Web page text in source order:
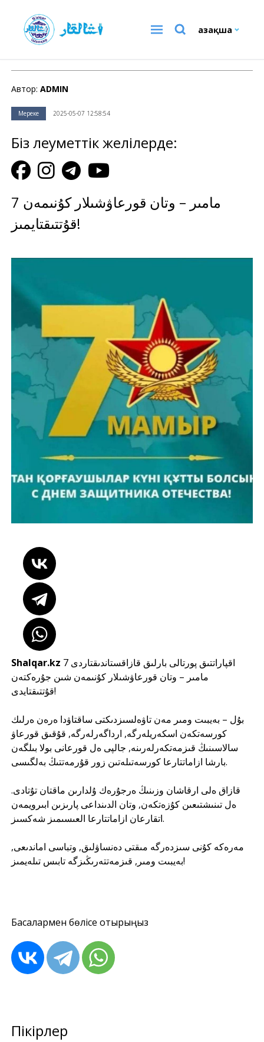
Қазақша
Автор: ADMIN
Мереке 2025-05-07 12:58:54
Біз әлеуметтік желілерде:
7 مامىر – وتان قورعاۋشىلار كۇنىمەن
قۇتتىقتايمىز!
Shalqar.kz
مامىر – وتان قورعاۋشىلار كۇنىمەن شىن جۇرەكتەن
قۇتتىقتايدى!
بۇل – بەيبىت ومىر مەن تاۋەلسىزدىكتى ساقتاۋدا ەرەن ەرلىك
كورسەتكەن اسكەريلەرگە, ارداگەرلەرگە, قۇقىق قورعاۋ
سالاسىنىڭ قىزمەتكەرلەرىنە, جالپى ەل قورعانى بولا بىلگەن
بارشا ازاماتتارعا كورسەتىلەتىن زور قۇرمەتتىڭ بەلگىسى.
قازاق ەلى ارقاشان وزىنىڭ ەرجۇرەك ۇلدارىن ماقتان تۇتادى.
ەل تىنىشتىعىن كۇزەتكەن, وتان الدىنداعى پارىزىن ابىرويمەن
اتقارعان ازاماتتارعا العىسىمىز شەكسىز.
مەرەكە كۇنى سىزدەرگە مىقتى دەنساۋلىق, وتباسى اماندىعى,
بەيبىت ومىر, قىزمەتتەرىڭىزگە تابىس تىلەيمىز!
Басқалармен бөлісе отырыңыз
Пікірлер